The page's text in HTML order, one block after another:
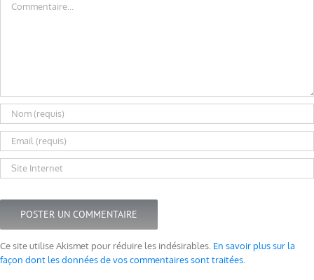
Ce site utilise Akismet pour réduire les indésirables. En savoir plus sur la
façon dont les données de vos commentaires sont traitées